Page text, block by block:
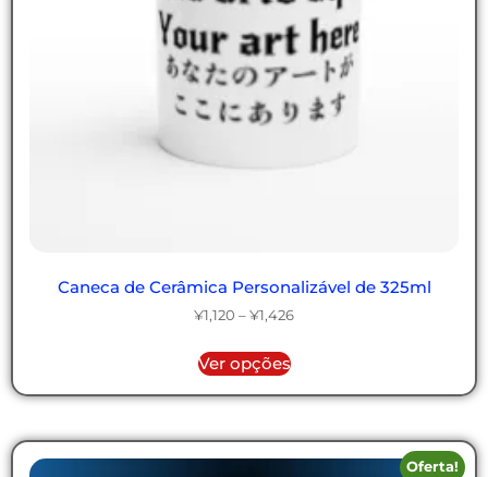
Caneca de Cerâmica Personalizável de 325ml
¥1,120 – ¥1,426
Ver opções
Oferta!